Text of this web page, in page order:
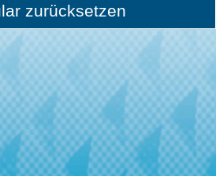
zurücksetzen